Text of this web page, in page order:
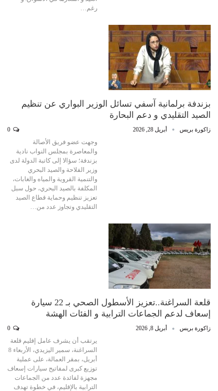
رغم…
بزندفة برلمانية آسفي تسائل الوزير البواري عن تنظيم
الصيد التقليدي و دعم البحارة
زاكورة بريس أبريل 28, 2026
وجهت عضو فريق الأصالة
والمعاصرة بمجلس النواب نادية
بزندفة؛ سؤالا إلى كاتبة الدولة لدى
وزير الفلاحة والصيد البحري
والتنمية القروية والمياه والغابات،
المكلفة بالصيد البحري، حول سبل
تعزيز تنظيم وحماية قطاع الصيد
التقليدي وتجاوز عدد من…
قلعة السراغنة..تعزيز الأسطول الصحي بـ 22 سيارة
إسعاف لدعم الجماعات الترابية و الفئات الهشة
زاكورة بريس أبريل 8, 2026
يرتقب أن يشرف عامل إقليم قلعة
السراغنة، سمير اليزيدي، الأربعاء 8
أبريل، بمقر العمالة، على عملية
توزيع كبرى لمفاتيح سيارات إسعاف
مجهزة لفائدة عدد من الجماعات
الترابية بالإقليم، في خطوة تهدف